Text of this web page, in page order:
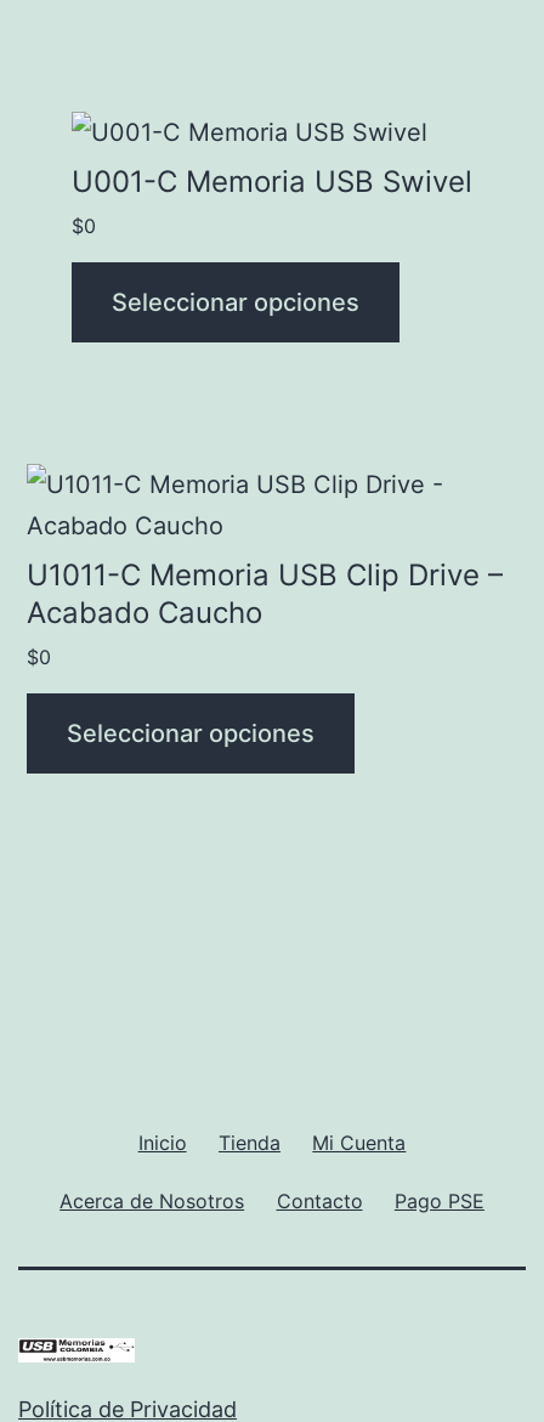
pueden
elegir
en
la
página
U001-C Memoria USB Swivel
$0
Seleccionar opciones
Este
producto
tiene
variantes.
Las
elegir
en
la
página
U1011-C Memoria USB Clip Drive –
Acabado Caucho
$0
Seleccionar opciones
Este
producto
tiene
múltiples
variantes.
Las
opciones
se
Inicio Tienda Mi Cuenta
Acerca de Nosotros Contacto Pago PSE
Política de Privacidad